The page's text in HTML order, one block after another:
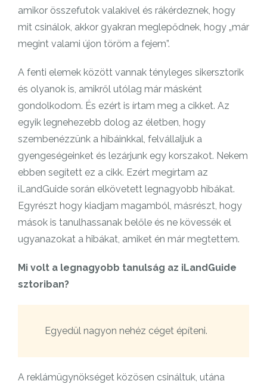
amikor összefutok valakivel és rákérdeznek, hogy
mit csinálok, akkor gyakran meglepődnek, hogy „már
megint valami újon töröm a fejem”.
A fenti elemek között vannak tényleges sikersztorik
és olyanok is, amikről utólag már másként
gondolkodom. És ezért is írtam meg a cikket. Az
egyik legnehezebb dolog az életben, hogy
szembenézzünk a hibáinkkal, felvállaljuk a
gyengeségeinket és lezárjunk egy korszakot. Nekem
ebben segített ez a cikk. Ezért megírtam az
iLandGuide során elkövetett legnagyobb hibákat.
Egyrészt hogy kiadjam magamból, másrészt, hogy
mások is tanulhassanak belőle és ne kövessék el
ugyanazokat a hibákat, amiket én már megtettem.
Mi volt a legnagyobb tanulság az iLandGuide
sztoriban?
Egyedül nagyon nehéz céget építeni.
A reklámügynökséget közösen csináltuk, utána